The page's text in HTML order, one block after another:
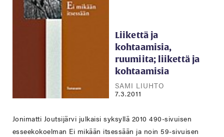
Liikettä ja
kohtaamisia,
ruumiita; liikettä ja
kohtaamisia
SAMI LIUHTO
7.3.2011
Jonimatti Joutsijärvi julkaisi syksyllä 2010 490-sivuisen
esseekokoelman Ei mikään itsessään ja noin 59-sivuisen